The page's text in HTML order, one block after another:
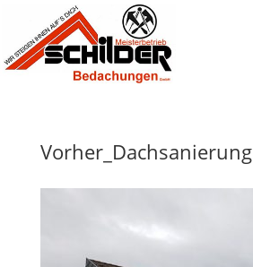
Vorher_Dachsanierung